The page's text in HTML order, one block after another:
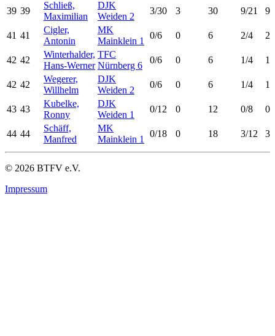
39 39
Schließ,
Maximilian
DJK
Weiden 2
3/30 3 30 9/21 9
41 41
Cigler,
Antonin
MK
Mainklein 1
0/6 0 6 2/4 2
42 42
Winterhalder,
Hans-Werner
TFC
Nürnberg 6
0/6 0 6 1/4 1
42 42
Wegerer,
Willhelm
DJK
Weiden 2
0/6 0 6 1/4 1
43 43
Kubelke,
Ronny
DJK
Weiden 1
0/12 0 12 0/8 0
44 44
Schäff,
Manfred
MK
Mainklein 1
0/18 0 18 3/12 3
© 2026 BTFV e.V.
Impressum